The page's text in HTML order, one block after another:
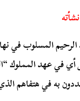
المسلوب في
أي في عهد المملوك
به في هتفاهم